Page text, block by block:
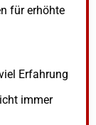
für erhöhte
Erfahrung
immer